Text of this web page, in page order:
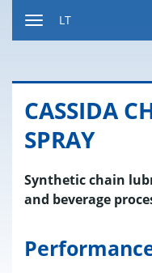
LT
CAS­SI­DA
SPRAY
Synthetic chain
and beverage